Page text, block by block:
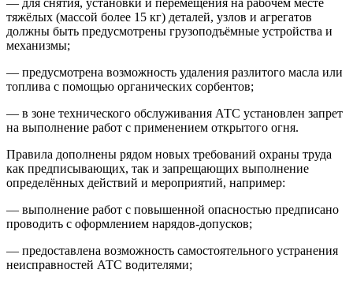
— для снятия, установки и перемещения на рабочем месте
тяжёлых (массой более 15 кг) деталей, узлов и агрегатов
должны быть предусмотрены грузоподъёмные устройства и
механизмы;
— предусмотрена возможность удаления разлитого масла или
топлива с помощью органических сорбентов;
— в зоне технического обслуживания АТС установлен запрет
на выполнение работ с применением открытого огня.
Правила дополнены рядом новых требований охраны труда
как предписывающих, так и запрещающих выполнение
определённых действий и мероприятий, например:
— выполнение работ с повышенной опасностью предписано
проводить с оформлением нарядов-допусков;
— предоставлена возможность самостоятельного устранения
неисправностей АТС водителями;